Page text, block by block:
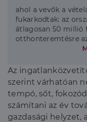
ahol a vevők a
fukarkodtak: az
átlagosan 50
otthonteremtésre
hónapjában, ami
átlagos
Duna House
Az
szerint várhatóan
tempó, sőt,
számítani az év
gazdasági helyzet,